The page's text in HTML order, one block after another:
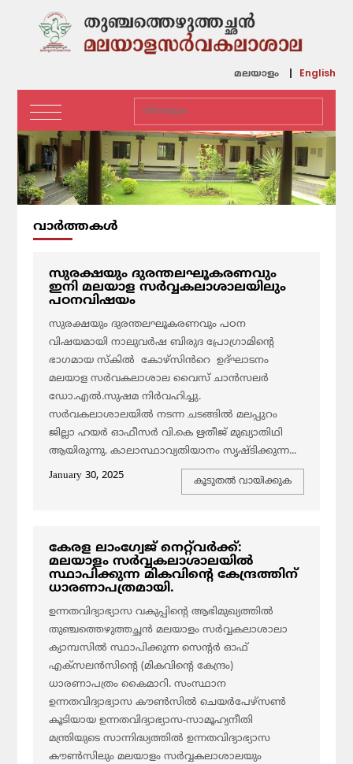
മലയാളം English
വാര്‍ത്തകള്‍
സുരക്ഷയും ദുരന്തലഘൂകരണവും
ഇനി മലയാള സർവ്വകലാശാലയിലും
പഠനവിഷയം
സുരക്ഷയും ദുരന്തലഘൂകരണവും പഠന
വിഷയമായി നാലുവർഷ ബിരുദ പ്രോഗ്രാമിൻ്റെ
ഭാഗമായ സ്കിൽ കോഴ്സിൻറെ ഉദ്ഘാടനം
മലയാള സർവകലാശാല വൈസ് ചാൻസലർ
ഡോ.എൽ.സുഷമ നിർവഹിച്ചു.
സർവകലാശാലയിൽ നടന്ന ചടങ്ങിൽ മലപ്പുറം
ജില്ലാ ഹയർ ഓഫീസർ വി.കെ ഋതീജ് മുഖ്യാതിഥി
ആയിരുന്നു. കാലാസ്ഥാവ്യതിയാനം സൃഷ്ടിക്കുന്ന...
January 30, 2025
കൂടുതല്‍ വായിക്കുക
കേരള ലാംഗ്വേജ് നെറ്റ്‌വർക്ക്:
മലയാളം സർവ്വകലാശാലയിൽ
സ്ഥാപിക്കുന്ന മികവിന്റെ കേന്ദ്രത്തിന്
ധാരണാപത്രമായി.
ഉന്നതവിദ്യാഭ്യാസ വകുപ്പിന്റെ ആഭിമുഖ്യത്തിൽ
തുഞ്ചത്തെഴുത്തച്ഛൻ മലയാളം സർവ്വകലാശാലാ
ക്യാമ്പസിൽ സ്ഥാപിക്കുന്ന സെന്റർ ഓഫ്
എക്‌സലന്‍സിന്റെ (മികവിന്‍റെ കേന്ദ്രം)
ധാരണാപത്രം കൈമാറി. സംസ്ഥാന
ഉന്നതവിദ്യാഭ്യാസ കൗൺസിൽ ചെയർപേഴ്‌സൺ
കൂടിയായ ഉന്നതവിദ്യാഭ്യാസ-സാമൂഹ്യനീതി
മന്ത്രിയുടെ സാന്നിദ്ധ്യത്തിൽ ഉന്നതവിദ്യാഭ്യാസ
കൗണ്‍സിലും മലയാളം സര്‍വ്വകലാശാലയും